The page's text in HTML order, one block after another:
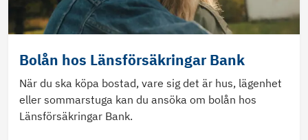
Bolån hos Länsförsäkringar Bank
När du ska köpa bostad, vare sig det är hus, lägenhet
eller sommarstuga kan du ansöka om bolån hos
Länsförsäkringar Bank.